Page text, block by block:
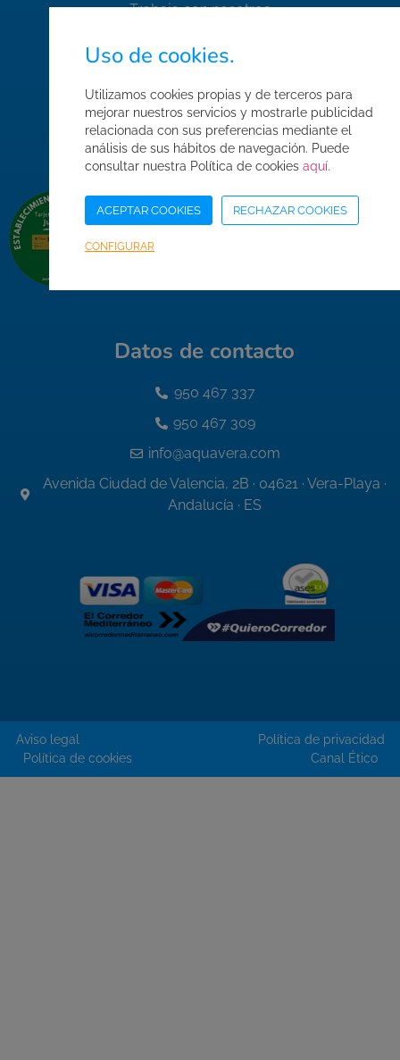
Trabaja con nosotros
Condiciones de compra
Mapa web
Acceso Área Corporativa
Datos de contacto
950 467 337
950 467 309
info@aquavera.com
Avenida Ciudad de Valencia, 2B · 04621 · Vera-Playa ·
Andalucía · ES
Aviso legal
Política de privacidad
Política de cookies
Canal Ético
Uso de cookies.
Utilizamos cookies propias y de terceros para
mejorar nuestros servicios y mostrarle publicidad
relacionada con sus preferencias mediante el
análisis de sus hábitos de navegación. Puede
consultar nuestra Política de cookies aquí.
ACEPTAR COOKIES RECHAZAR COOKIES
CONFIGURAR